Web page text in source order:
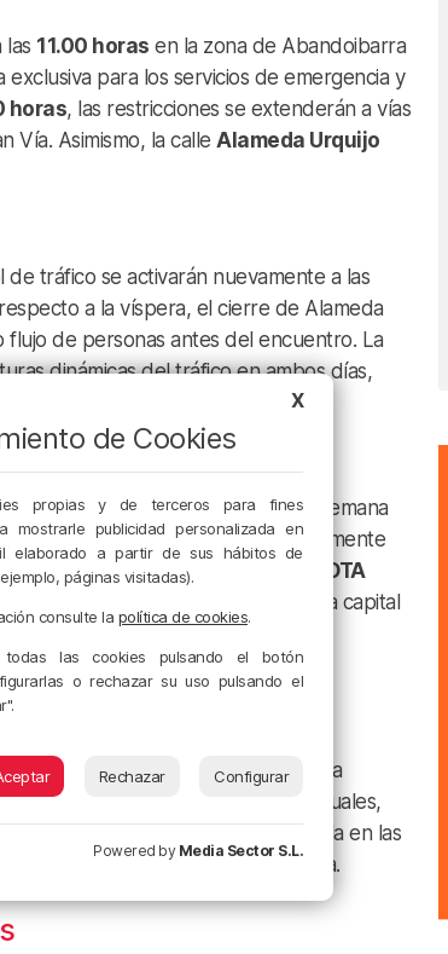
las 11.00 horas en la zona de Abandoibarra
para los servicios de emergencia y
horas, las restricciones se extenderán a vías
Vía. Asimismo, la calle Alameda Urquijo
tráfico se activarán nuevamente a las
a la víspera, el cierre de Alameda
de personas antes del encuentro. La
dinámicas del tráfico en ambos días,
una de la madrugada.
limitadas durante este fin de semana
del domingo, quedará terminantemente
que disponen de la tarjeta de la
OTA
en cualquier zona verde de la capital
excepcionales.
particular para acercarse a las
elmetro o trenpara garantizar una
modificados sus itinerarios habituales,
paradas de Euskalduna y La Casilla en las
temporalmente en la Gran Vía.
X
de Cookies
propias y de terceros para fines
mostrarle publicidad personalizada en
elaborado a partir de sus hábitos de
páginas visitadas).
consulte la política de cookies.
todas las cookies pulsando el botón
o rechazar su uso pulsando el
Rechazar Configurar
Powered by Media Sector S.L.